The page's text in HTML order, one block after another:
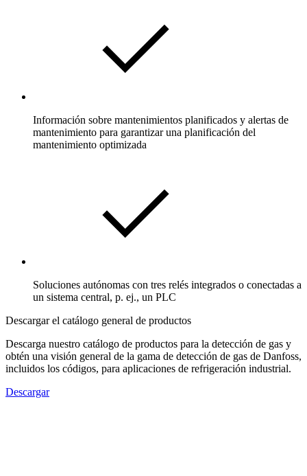
Información sobre mantenimientos planificados y alertas de
mantenimiento para garantizar una planificación del
mantenimiento optimizada
Soluciones autónomas con tres relés integrados o conectadas a
un sistema central, p. ej., un PLC
Descargar el catálogo general de productos
Descarga nuestro catálogo de productos para la detección de gas y
obtén una visión general de la gama de detección de gas de Danfoss,
incluidos los códigos, para aplicaciones de refrigeración industrial.
Descargar